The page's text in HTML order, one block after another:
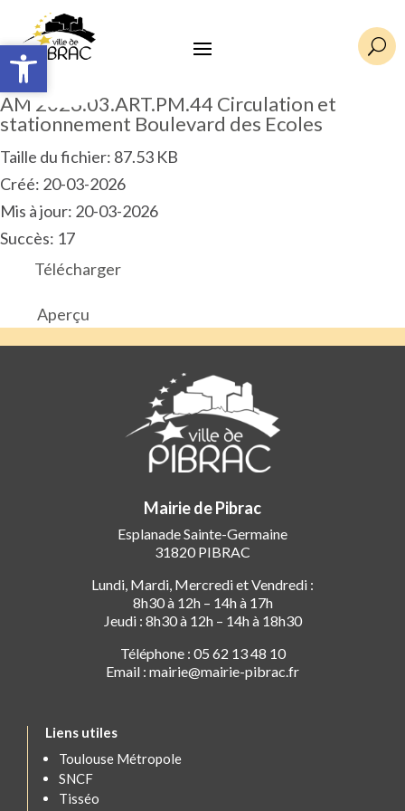
Ouvrir la barre d’outils U
AM 2026.03.ART.PM.44 Circulation et
stationnement Boulevard des Ecoles
Taille du fichier: 87.53 KB
Créé: 20-03-2026
Mis à jour: 20-03-2026
Succès: 17
Télécharger
Aperçu
Mairie de Pibrac
Esplanade Sainte-Germaine
31820 PIBRAC
Lundi, Mardi, Mercredi et Vendredi :
8h30 à 12h – 14h à 17h
Jeudi : 8h30 à 12h – 14h à 18h30
Téléphone : 05 62 13 48 10
Email : mairie@mairie-pibrac.fr
Liens utiles
Toulouse Métropole
SNCF
Tisséo
Ouvrir la barre d’outils